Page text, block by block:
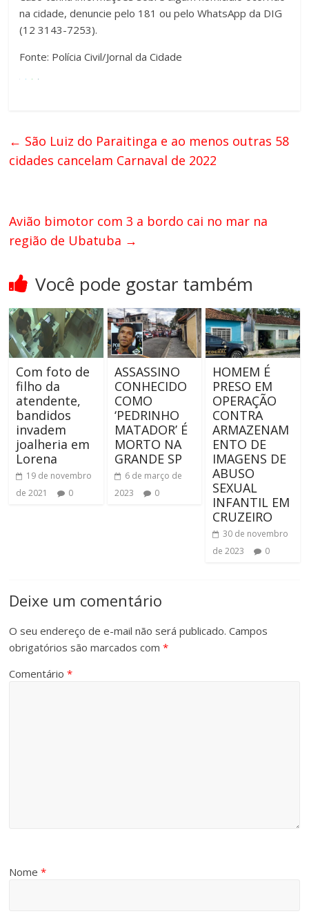
na cidade, denuncie pelo 181 ou pelo WhatsApp da DIG
(12 3143-7253).
Fonte: Polícia Civil/Jornal da Cidade
← São Luiz do Paraitinga e ao menos outras 58
cidades cancelam Carnaval de 2022
Avião bimotor com 3 a bordo cai no mar na
região de Ubatuba →
Você pode gostar também
Com foto de
filho da
atendente,
bandidos
invadem
joalheria em
Lorena
19 de novembro
de 2021
0
ASSASSINO
CONHECIDO
COMO
‘PEDRINHO
MATADOR’ É
MORTO NA
GRANDE SP
6 de março de
2023
0
HOMEM É
PRESO EM
OPERAÇÃO
CONTRA
ARMAZENAM
ENTO DE
IMAGENS DE
ABUSO
SEXUAL
INFANTIL EM
CRUZEIRO
30 de novembro
de 2023
0
Deixe um comentário
O seu endereço de e-mail não será publicado. Campos
obrigatórios são marcados com*
Comentário*
Nome*